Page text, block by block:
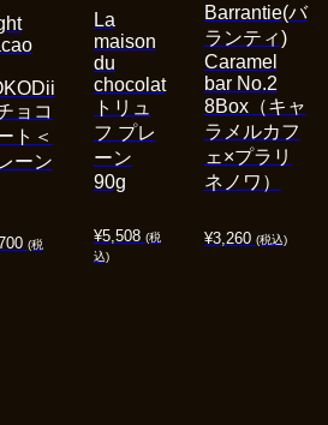
(税
ョコ
ト＜
ーン
¥5,508 (税
込)
La
maison
du
chocolat
トリュ
フ プレ
ーン
90g
¥3,260 (税込)
Barrantie(バ
ランティ)
Caramel
bar No.2
8Box（キャ
ラメルカフ
ェ×プラリ
ネノワ）